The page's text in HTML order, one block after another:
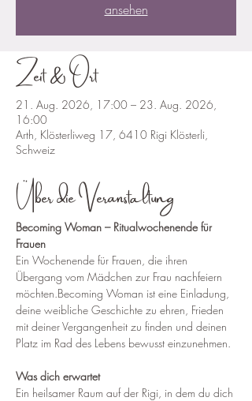
ansehen
Zeit & Ort
21. Aug. 2026, 17:00 – 23. Aug. 2026,
16:00
Arth, Klösterliweg 17, 6410 Rigi Klösterli,
Schweiz
Über die Veranstaltung
Becoming Woman – Ritualwochenende für
Frauen
Ein Wochenende für Frauen, die ihren
Übergang vom Mädchen zur Frau nachfeiern
möchten.Becoming Woman ist eine Einladung,
deine weibliche Geschichte zu ehren, Frieden
mit deiner Vergangenheit zu finden und deinen
Platz im Rad des Lebens bewusst einzunehmen.
Was dich erwartet
Ein heilsamer Raum auf der Rigi, in dem du dich